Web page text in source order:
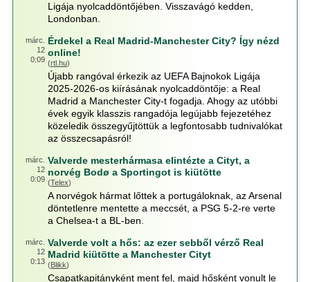
Ligája nyolcaddöntőjében. Visszavágó kedden,
Londonban.
márc.
12
0:09
Érdekel a Real Madrid-Manchester City? Így nézd
online!
(rtl.hu)
Újabb rangóval érkezik az UEFA Bajnokok Ligája
2025-2026-os kiírásának nyolcaddöntője: a Real
Madrid a Manchester City-t fogadja. Ahogy az utóbbi
évek egyik klasszis rangadója legújabb fejezetéhez
közeledik összegyűjtöttük a legfontosabb tudnivalókat
az összecsapásról!
márc.
12
0:09
Valverde mesterhármasa elintézte a Cityt, a
norvég Bodø a Sportingot is kiütötte
(Telex)
A norvégok hármat lőttek a portugáloknak, az Arsenal
döntetlenre mentette a meccsét, a PSG 5-2-re verte
a Chelsea-t a BL-ben.
márc.
12
0:13
Valverde volt a hős: az ezer sebből vérző Real
Madrid kiütötte a Manchester Cityt
(Blikk)
Csapatkapitányként ment fel, majd hősként vonult le